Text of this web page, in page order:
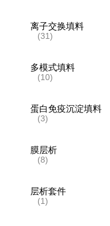
离子交换填料
(31)
多模式填料
(10)
蛋白免疫沉淀填料
(3)
膜层析
(8)
层析套件
(1)